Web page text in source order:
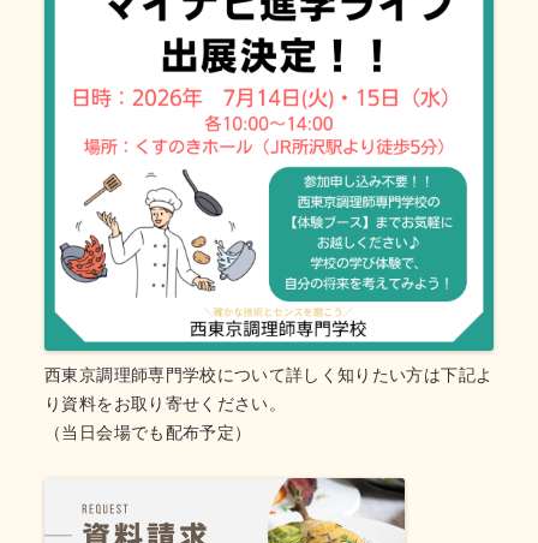
西東京調理師専門学校について詳しく知りたい方は下記よ
り資料をお取り寄せください。
（当日会場でも配布予定）